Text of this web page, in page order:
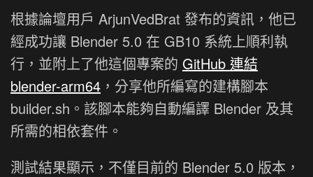
根據論壇用戶 ArjunVedBrat 發布的資訊，他已
經成功讓 Blender 5.0 在 GB10 系統上順利執
行，並附上了他這個專案的 GitHub 連結
blender-arm64 ，分享他所編寫的建構腳本
builder.sh。該腳本能夠自動編譯 Blender 及其
所需的相依套件。
測試結果顯示，不僅目前的 Blender 5.0 版本，